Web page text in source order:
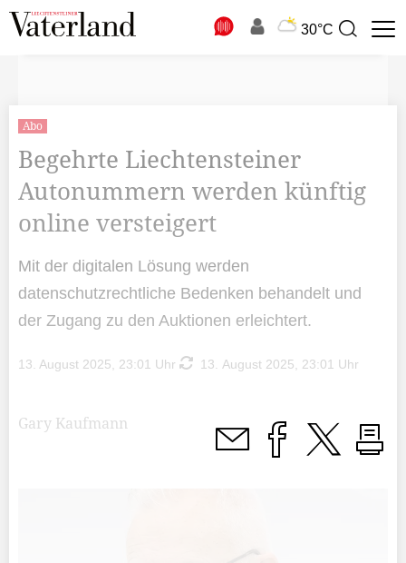
30°C
Suchbegriff
Abo
Begehrte Liechtensteiner
Autonummern werden künftig
online versteigert
Mit der digitalen Lösung werden
datenschutzrechtliche Bedenken behandelt und
der Zugang zu den Auktionen erleichtert.
13. August 2025, 23:01 Uhr 13. August 2025, 23:01 Uhr
Gary Kaufmann